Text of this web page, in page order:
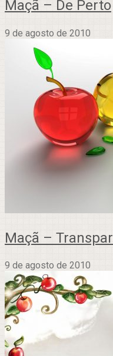
Maçã – De Perto
9 de agosto de 2010
Maçã –
9 de agosto de 2010